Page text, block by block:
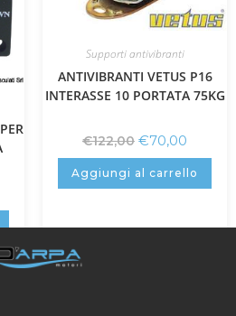
Supporti antivibranti
ANTIVIBRANTI VETUS P16
INTERASSE 10 PORTATA 75KG
€122,00 €70,00
Aggiungi al carrello